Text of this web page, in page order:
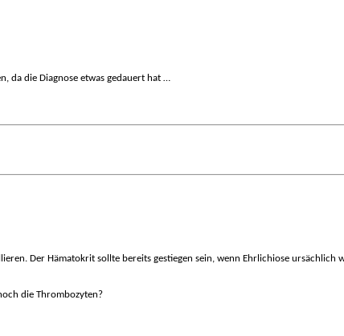
da die Diagnose etwas gedauert hat …
Der Hämatokrit sollte bereits gestiegen sein, wenn Ehrlichiose
die Thrombozyten?